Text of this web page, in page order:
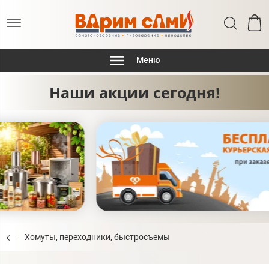
Меню
Наши акции сегодня!
Хомуты, переходники, быстросъемы